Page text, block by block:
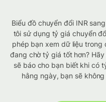
Biểu đồ chuyển đổi INR
tôi sử dụng tỷ giá chuyển
phép bạn xem dữ liệu trong
đang chờ tỷ giá tốt hơn?
sẽ báo cho bạn biết khi có
hằng ngày, bạn sẽ